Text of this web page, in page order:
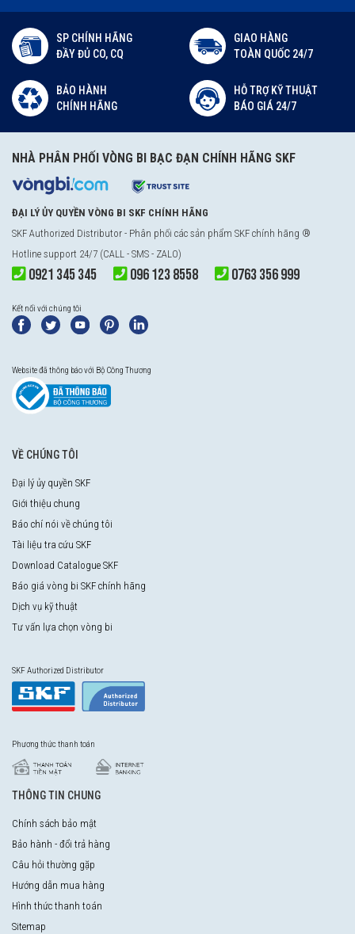
SP CHÍNH HÃNG
ĐẦY ĐỦ CO, CQ
GIAO HÀNG
TOÀN QUỐC 24/7
BẢO HÀNH
CHÍNH HÃNG
HỖ TRỢ KỸ THUẬT
BÁO GIÁ 24/7
NHÀ PHÂN PHỐI VÒNG BI BẠC ĐẠN CHÍNH HÃNG SKF
ĐẠI LÝ ỦY QUYỀN VÒNG BI SKF CHÍNH HÃNG
SKF Authorized Distributor - Phân phối các sản phẩm SKF chính hãng ®
Hotline support 24/7 (CALL - SMS - ZALO)
0921 345 345 096 123 8558 0763 356 999
Kết nối với chúng tôi
Website đã thông báo với Bộ Công Thương
VỀ CHÚNG TÔI
Đại lý ủy quyền SKF
Giới thiệu chung
Báo chí nói về chúng tôi
Tài liệu tra cứu SKF
Download Catalogue SKF
Báo giá vòng bi SKF chính hãng
Dịch vụ kỹ thuật
Tư vấn lựa chọn vòng bi
SKF Authorized Distributor
Phương thức thanh toán
THÔNG TIN CHUNG
Chính sách bảo mật
Bảo hành - đổi trả hàng
Câu hỏi thường gặp
Hướng dẫn mua hàng
Hình thức thanh toán
Sitemap